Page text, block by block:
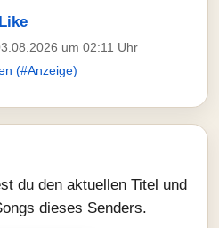
um 02:11 Uhr
(#Anzeige)
du den aktuellen Titel und
dieses Senders.